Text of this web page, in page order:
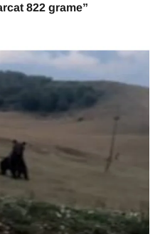
822 grame”